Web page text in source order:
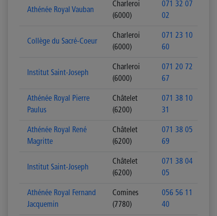
Athénée Royal Vauban
Charleroi
(6000)
071 32 07
02
Collège du Sacré-Coeur
Charleroi
(6000)
071 23 10
60
Institut Saint-Joseph
Charleroi
(6000)
071 20 72
67
Athénée Royal Pierre
Paulus
Châtelet
(6200)
071 38 10
31
Athénée Royal René
Magritte
Châtelet
(6200)
071 38 05
69
Institut Saint-Joseph
Châtelet
(6200)
071 38 04
05
Athénée Royal Fernand
Jacquemin
Comines
(7780)
056 56 11
40